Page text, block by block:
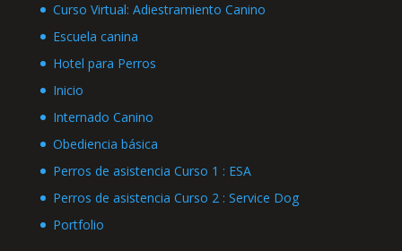
Curso Virtual: Adiestramiento Canino
Escuela canina
Hotel para Perros
Inicio
Internado Canino
Obediencia básica
Perros de asistencia Curso 1 : ESA
Perros de asistencia Curso 2 : Service Dog
Portfolio